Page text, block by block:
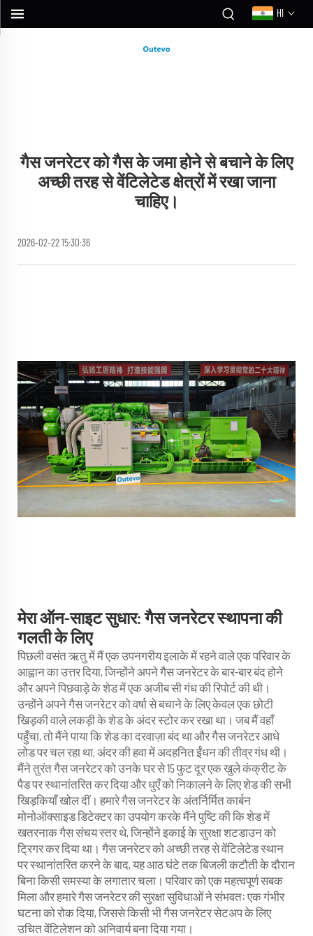
HI
गैस जनरेटर को गैस के जमा होने से बचाने के लिए
अच्छी तरह से वेंटिलेटेड क्षेत्रों में रखा जाना
चाहिए।
2026-02-22 15:30:36
मेरा ऑन-साइट सुधार: गैस जनरेटर स्थापना की
गलती के लिए
पिछली वसंत ऋतु में मैं एक उपनगरीय इलाके में रहने वाले एक परिवार के
आह्वान का उत्तर दिया, जिन्होंने अपने गैस जनरेटर के बार-बार बंद होने
और अपने पिछवाड़े के शेड में एक अजीब सी गंध की रिपोर्ट की थी।
उन्होंने अपने गैस जनरेटर को वर्षा से बचाने के लिए केवल एक छोटी
खिड़की वाले लकड़ी के शेड के अंदर स्टोर कर रखा था। जब मैं वहाँ
पहुँचा, तो मैंने पाया कि शेड का दरवाज़ा बंद था और गैस जनरेटर आधे
लोड पर चल रहा था; अंदर की हवा में अदहनित ईंधन की तीव्र गंध थी।
मैंने तुरंत गैस जनरेटर को उनके घर से 15 फुट दूर एक खुले कंक्रीट के
पैड पर स्थानांतरित कर दिया और धुएँ को निकालने के लिए शेड की सभी
खिड़कियाँ खोल दीं। हमारे गैस जनरेटर के अंतर्निर्मित कार्बन
मोनोऑक्साइड डिटेक्टर का उपयोग करके मैंने पुष्टि की कि शेड में
खतरनाक गैस संचय स्तर थे, जिन्होंने इकाई के सुरक्षा शटडाउन को
ट्रिगर कर दिया था। गैस जनरेटर को अच्छी तरह से वेंटिलेटेड स्थान
पर स्थानांतरित करने के बाद, यह आठ घंटे तक बिजली कटौती के दौरान
बिना किसी समस्या के लगातार चला। परिवार को एक महत्वपूर्ण सबक
मिला और हमारे गैस जनरेटर की सुरक्षा सुविधाओं ने संभवतः एक गंभीर
घटना को रोक दिया, जिससे किसी भी गैस जनरेटर सेटअप के लिए
उचित वेंटिलेशन को अनिवार्य बना दिया गया।